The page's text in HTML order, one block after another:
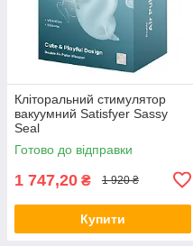
Кліторальний стимулятор
вакуумний Satisfyer Sassy
Seal
Готово до відправки
1 747,20 ₴ 1 920 ₴
Купити